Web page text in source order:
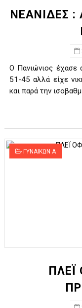
ΝΕΑΝΙΔΕΣ :
Ο Πανιώνιος έχασε
51-45 αλλά είχε
και παρά την
ΓΥΝΑΙΚΩΝ Α
ΠΛΕΪ